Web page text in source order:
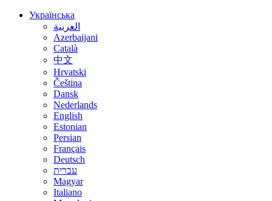
Українська
العربية
Azerbaijani
Català
中文
Hrvatski
Čeština
Dansk
Nederlands
English
Estonian
Persian
Français
Deutsch
עברית
Magyar
Italiano